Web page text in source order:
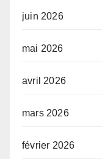
juin 2026
mai 2026
avril 2026
mars 2026
février 2026